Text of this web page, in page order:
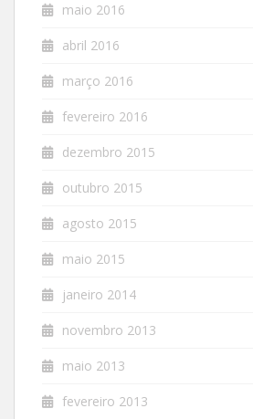
maio 2016
abril 2016
março 2016
fevereiro 2016
dezembro 2015
outubro 2015
agosto 2015
maio 2015
janeiro 2014
novembro 2013
maio 2013
fevereiro 2013